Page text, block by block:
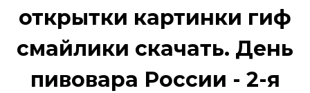
открытки картинки гиф
смайлики скачать. День
пивовара России - 2-я